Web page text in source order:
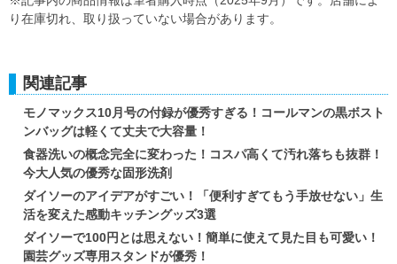
り在庫切れ、取り扱っていない場合があります。
関連記事
モノマックス10月号の付録が優秀すぎる！コールマンの黒ボスト
ンバッグは軽くて丈夫で大容量！
食器洗いの概念完全に変わった！コスパ高くて汚れ落ちも抜群！
今大人気の優秀な固形洗剤
ダイソーのアイデアがすごい！「便利すぎてもう手放せない」生
活を変えた感動キッチングッズ3選
ダイソーで100円とは思えない！簡単に使えて見た目も可愛い！
園芸グッズ専用スタンドが優秀！